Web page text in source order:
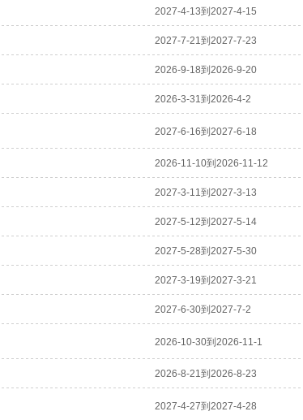
2027-4-13到2027-4-15
2027-7-21到2027-7-23
2026-9-18到2026-9-20
2026-3-31到2026-4-2
2027-6-16到2027-6-18
2026-11-10到2026-11-12
2027-3-11到2027-3-13
2027-5-12到2027-5-14
2027-5-28到2027-5-30
2027-3-19到2027-3-21
2027-6-30到2027-7-2
2026-10-30到2026-11-1
2026-8-21到2026-8-23
2027-4-27到2027-4-28